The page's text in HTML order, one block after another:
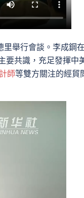
里舉行會談。李成鋼
要共識，充足發揮中
師等雙方關注的經貿